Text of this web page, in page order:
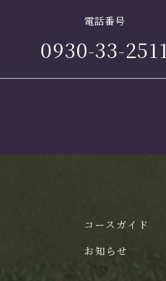
電話番号
0930-33-2511
コースガイド
お知らせ